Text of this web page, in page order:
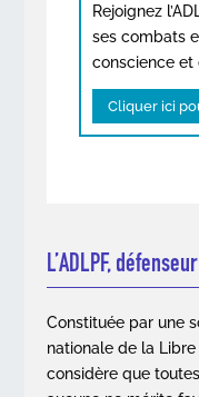
Rejoignez
ses combats
conscience et
Cliquer ici
L’ADLPF,
Constituée par une
nationale de la Libre
considère que